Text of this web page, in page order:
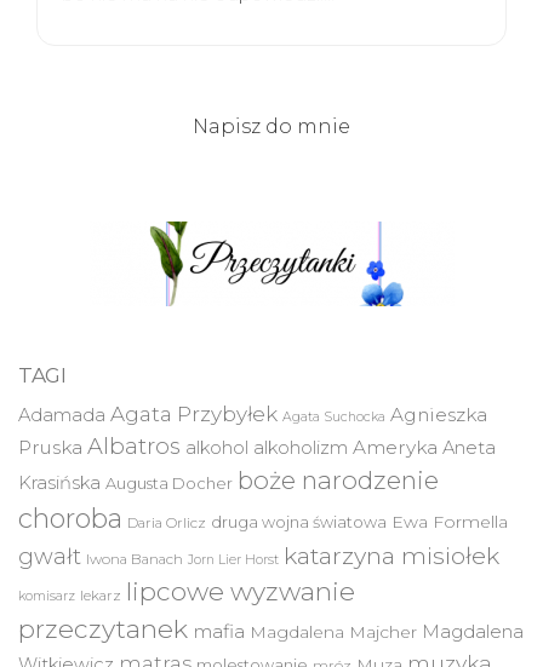
Napisz do mnie
TAGI
Adamada Agata Przybyłek Agata Suchocka Agnieszka
Pruska Albatros alkohol alkoholizm Ameryka Aneta
Krasińska Augusta Docher boże narodzenie
choroba Daria Orlicz druga wojna światowa Ewa Formella
gwałt Iwona Banach Jorn Lier Horst katarzyna misiołek
komisarz lekarz lipcowe wyzwanie
przeczytanek mafia Magdalena Majcher Magdalena